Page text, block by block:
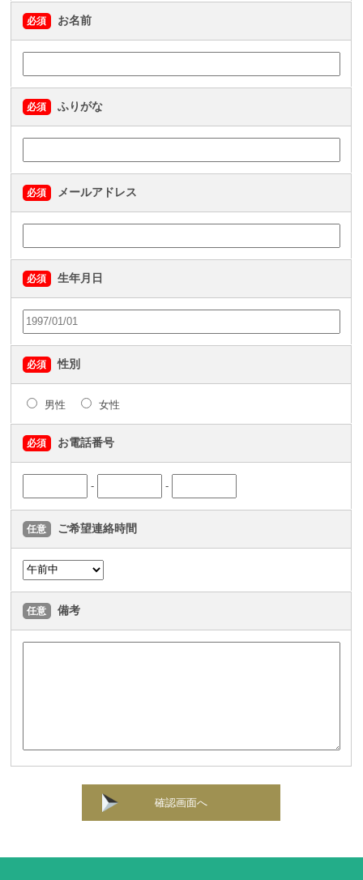
必須 お名前
必須 ふりがな
必須 メールアドレス
必須 生年月日
必須 性別
男性 女性
必須 お電話番号
- -
任意 ご希望連絡時間
任意 備考
確認画面へ